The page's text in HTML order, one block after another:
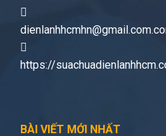
https://
BÀI VIẾT MỚI NHẤT